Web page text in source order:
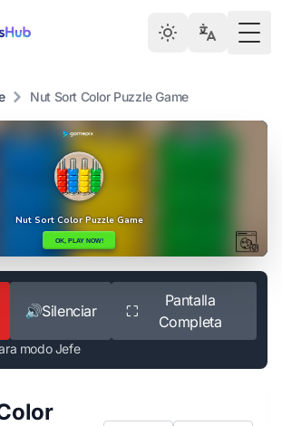
Nut Sort Color Puzzle Game
🔊Silenciar ⛶
Pantalla
Completa
modo Jefe